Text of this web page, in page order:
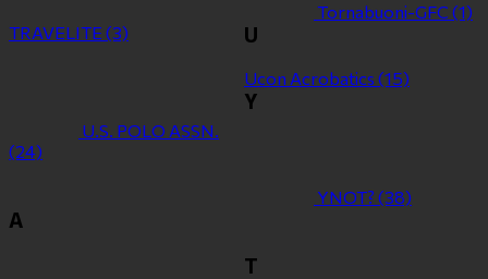
Tornabuoni-GFC (1)
TRAVELITE (3) U
U.S. POLO ASSN.
(24)
Ucon Acrobatics (15)
Y
YNOT? (38)
Α
Τ